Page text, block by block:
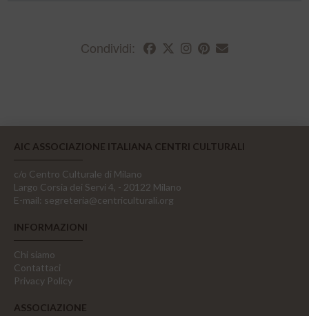
Condividi:
AIC ASSOCIAZIONE ITALIANA CENTRI CULTURALI
c/o Centro Culturale di Milano
Largo Corsia dei Servi 4, - 20122 Milano
E-mail: segreteria@centriculturali.org
INFORMAZIONI
Chi siamo
Contattaci
Privacy Policy
ASSOCIAZIONE